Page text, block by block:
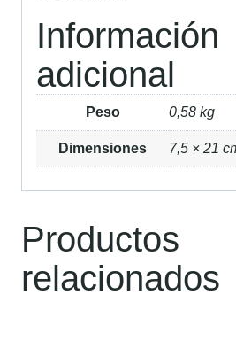
Información
adicional
Peso 0,58 kg
Dimensiones 7,5 × 21
Productos
relacionados